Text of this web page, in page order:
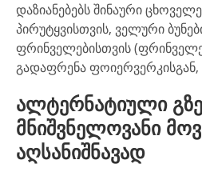
დაზიანებებს შინაური
პირუტყვისთვის, ველური
ფრინველებისთვის
გადაფრენა ფოიერვერკისგან,
ალტერნატიული
მნიშვნელოვანი
აღსანიშნავად